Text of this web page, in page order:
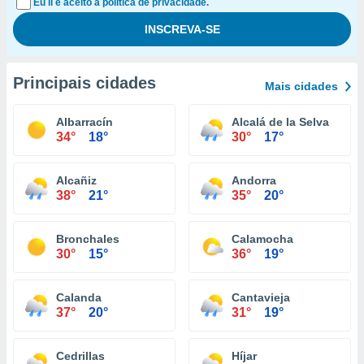
Eu li e aceito a política de privacidade.
Principais cidades Mais cidades
Albarracín
34° 18°
Alcalá de la Selva
30° 17°
Alcañiz
38° 21°
Andorra
35° 20°
Bronchales
30° 15°
Calamocha
36° 19°
Calanda
37° 20°
Cantavieja
31° 19°
Cedrillas Híjar